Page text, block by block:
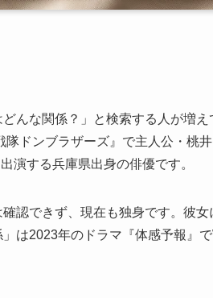
んな関係？」と検索する人が増え
ドンブラザーズ』で主人公・桃
演する兵庫県出身の俳優です。
認できず、現在も独身です。彼女
は2023年のドラマ『体感予報』